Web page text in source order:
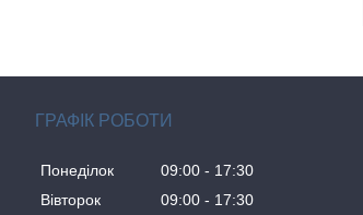
ГРАФІК РОБОТИ
Понеділок 09:00
17:30
Вівторок
09:00 17:30